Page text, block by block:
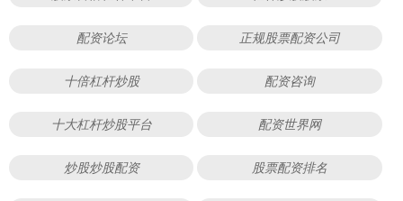
配资论坛 正规股票配资公司
十倍杠杆炒股 配资咨询
十大杠杆炒股平台 配资世界网
炒股炒股配资 股票配资排名